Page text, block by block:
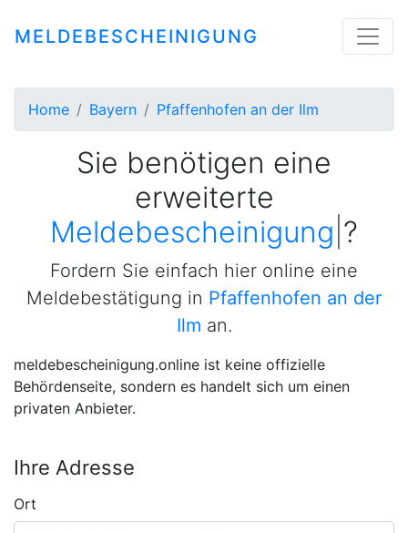
MELDEBESCHEINIGUNG
Home Bayern Pfaffenhofen an der Ilm
Sie benötigen eine
erweiterte
Meldebescheinigung ?
Fordern Sie einfach hier online eine
Meldebestätigung in Pfaffenhofen an der
Ilm an.
meldebescheinigung.online ist keine offizielle
Behördenseite, sondern es handelt sich um einen
privaten Anbieter.
Ihre Adresse
Ort